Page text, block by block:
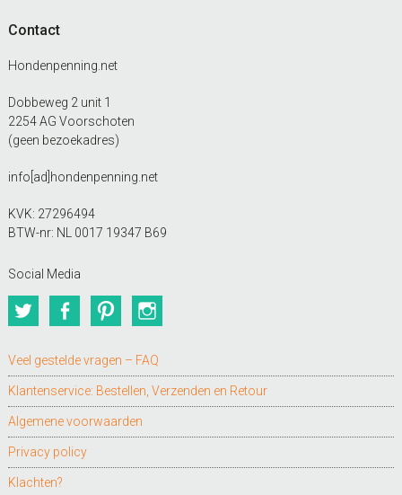
Contact
Hondenpenning.net
Dobbeweg 2 unit 1
2254 AG Voorschoten
(geen bezoekadres)
info[ad]hondenpenning.net
KVK: 27296494
BTW-nr: NL 0017 19347 B69
Social Media
TwitterFacebookPinterest
Veel gestelde vragen – FAQ
Klantenservice: Bestellen, Verzenden en Retour
Algemene voorwaarden
Privacy policy
Klachten?